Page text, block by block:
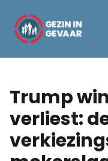
Trump
verliest: